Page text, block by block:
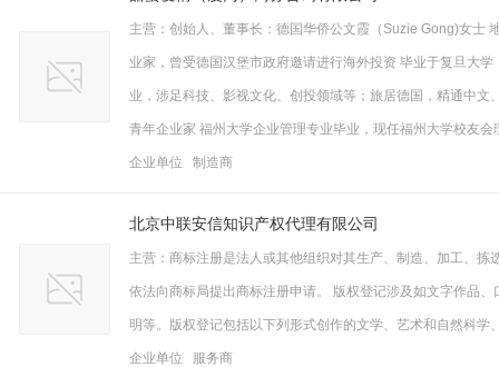
主营：创始人、董事长：德国华侨公文霞（Suzie Gong)女士
业家，曾受德国汉堡市政府邀请进行海外投资 毕业于复旦大
业，涉足科技、影视文化、创投领域等；旅居德国，精通中
青年企业家 福州大学企业管理专业毕业，现任福州大学校友
企业单位 制造商
北京中联安信知识产权代理有限公司
主营：商标注册是法人或其他组织对其生产、制造、加工、
依法向商标局提出商标注册申请。 版权登记涉及如文字作品
明等。版权登记包括以下列形式创作的文学、艺术和自然科学
企业单位 服务商